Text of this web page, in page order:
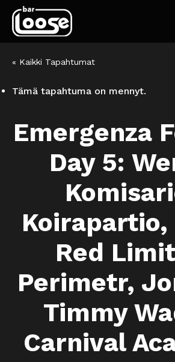
« Kaikki Tapahtumat
Tämä tapahtuma on mennyt.
Emergenza
Day 5:
Koirapartio,
Red
Perimetr,
Timmy
Carnival